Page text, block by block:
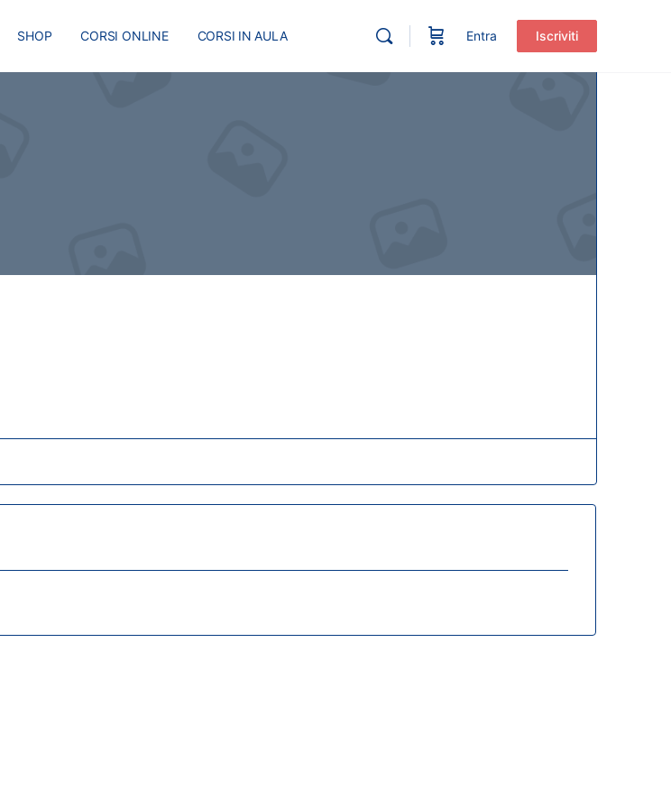
SHOP CORSI ONLINE CORSI IN AULA Entra Iscriviti